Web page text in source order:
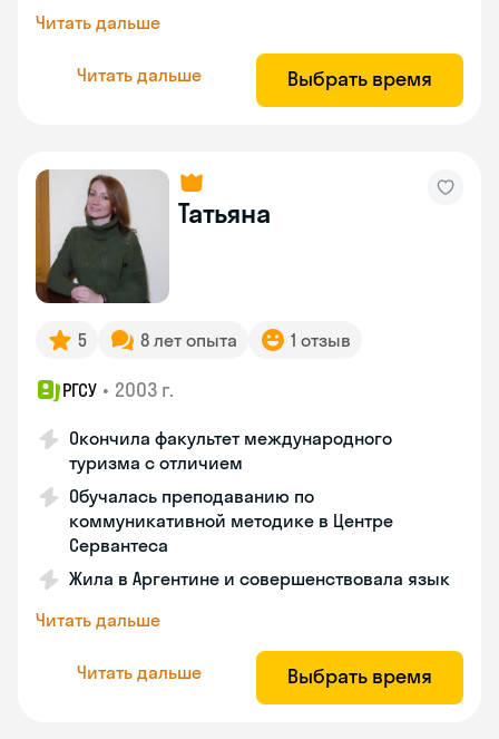
Читать дальше
Читать дальше Выбрать время
Татьяна
5 8 лет опыта 1 отзыв
РГСУ • 2003 г.
Окончила факультет международного
туризма с отличием
Обучалась преподаванию по
коммуникативной методике в Центре
Сервантеса
Жила в Аргентине и совершенствовала язык
Читать дальше
Читать дальше Выбрать время